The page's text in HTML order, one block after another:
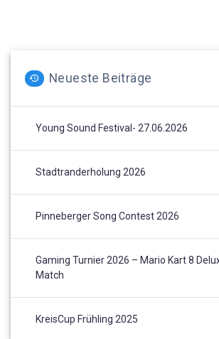
Neueste Beiträge
Young Sound Festival- 27.06.2026
Stadtranderholung 2026
Pinneberger Song Contest 2026
Gaming Turnier 2026 – Mario Kart 8
Match
KreisCup Frühling 2025